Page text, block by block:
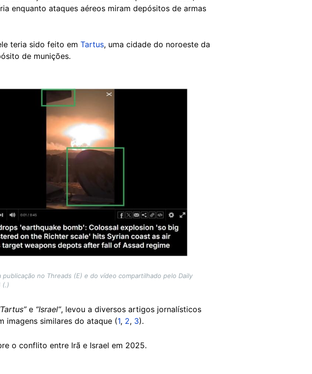
enquanto ataques aéreos miram depósitos de armas
teria sido feito em Tartus, uma cidade do noroeste da
de munições.
no Threads (E) e do vídeo compartilhado pelo Daily
(.)
e “Israel”, levou a diversos artigos jornalísticos
imagens similares do ataque (1, 2, 3).
o conflito entre Irã e Israel em 2025.